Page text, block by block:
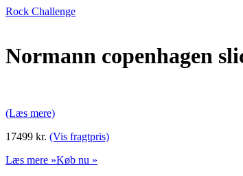
Rock Challenge
Normann copenhagen
(Læs mere)
17499 kr. (Vis fragtpris)
Læs mere »Køb nu »